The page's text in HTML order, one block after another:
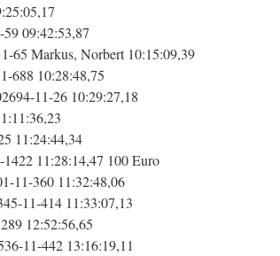
09:42:53,87
65 Markus, Norbert 10:15:09,39
688 10:28:48,75
11-26 10:29:27,18
11:24:44,34
11:28:14,47 100 Euro
11-360 11:32:48,06
11-414 11:33:07,13
12:52:56,65
11-442 13:16:19,11